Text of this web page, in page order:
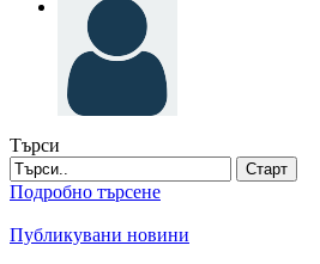
Търси
Старт
Подробно търсене
Публикувани новини